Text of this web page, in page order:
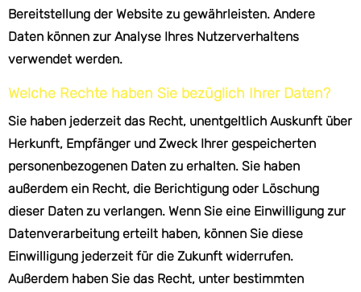
Bereitstellung der Website zu gewährleisten. Andere
Daten können zur Analyse Ihres Nutzerverhaltens
verwendet werden.
Welche Rechte haben Sie bezüglich Ihrer Daten?
Sie haben jederzeit das Recht, unentgeltlich Auskunft über
Herkunft, Empfänger und Zweck Ihrer gespeicherten
personenbezogenen Daten zu erhalten. Sie haben
außerdem ein Recht, die Berichtigung oder Löschung
dieser Daten zu verlangen. Wenn Sie eine Einwilligung zur
Datenverarbeitung erteilt haben, können Sie diese
Einwilligung jederzeit für die Zukunft widerrufen.
Außerdem haben Sie das Recht, unter bestimmten